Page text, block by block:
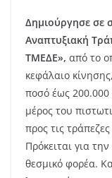
Δημιούργησε σε
Αναπτυξιακή
ΤΜΕΔΕ», από το
κεφάλαιο
ποσό έως
μέρος του
προς τις
Πρόκειται για
θεσμικό φορέα.